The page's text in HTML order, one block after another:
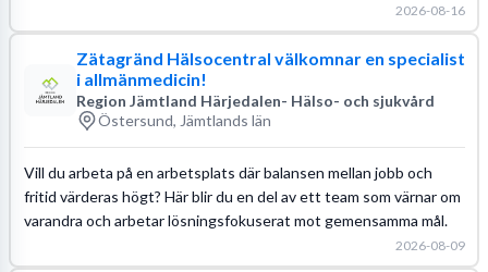
2026-08-16
Zätagränd Hälsocentral välkomnar en specialist
i allmänmedicin!
Region Jämtland Härjedalen- Hälso- och sjukvård
Östersund, Jämtlands län
Vill du arbeta på en arbetsplats där balansen mellan jobb och
fritid värderas högt? Här blir du en del av ett team som värnar om
varandra och arbetar lösningsfokuserat mot gemensamma mål.
2026-08-09